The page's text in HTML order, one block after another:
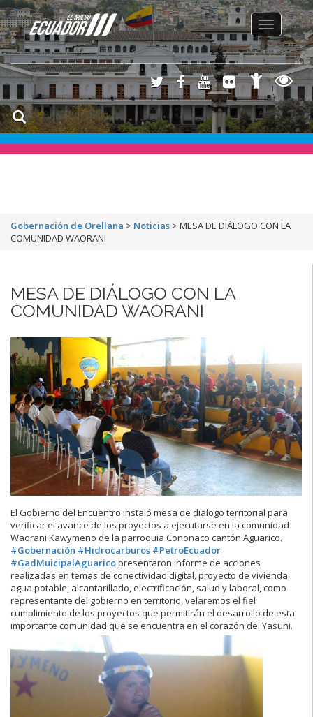
Toggle
navigation
Gobernación de Orellana > Noticias > MESA DE DIÁLOGO CON LA
COMUNIDAD WAORANI
MESA DE DIÁLOGO CON LA
COMUNIDAD WAORANI
El Gobierno del Encuentro instaló mesa de dialogo territorial para
verificar el avance de los proyectos a ejecutarse en la comunidad
Waorani Kawymeno de la parroquia Cononaco cantón Aguarico.
#Gobernación #Hidrocarburos #PetroEcuador
#GadMuicipalAguaricopresentaron informe de acciones
realizadas en temas de conectividad digital, proyecto de vivienda,
agua potable, alcantarillado, electrificación, salud y laboral, como
representante del gobierno en territorio, velaremos el fiel
cumplimiento de los proyectos que permitirán el desarrollo de esta
importante comunidad que se encuentra en el corazón del Yasuni.